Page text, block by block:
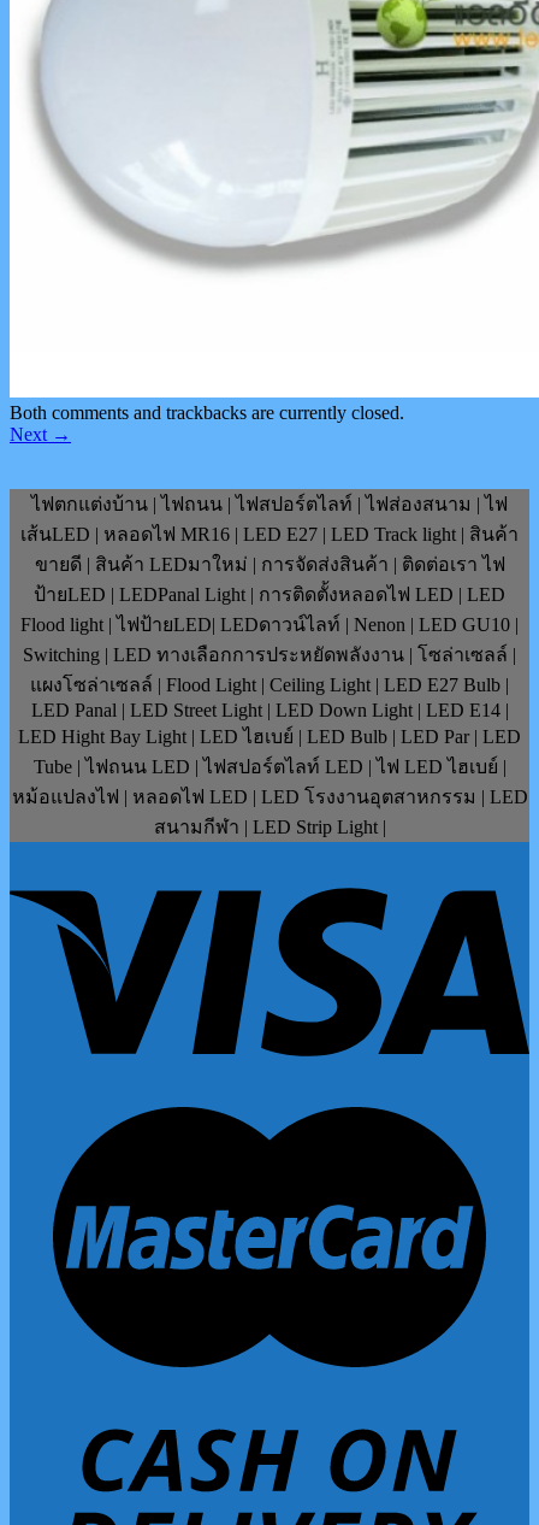
Both comments and trackbacks are currently closed.
Next →
ไฟตกแต่งบ้าน | ไฟถนน | ไฟสปอร์ตไลท์ | ไฟส่องสนาม | ไฟ
เส้นLED | หลอดไฟ MR16 | LED E27 | LED Track light | สินค้า
ขายดี | สินค้า LEDมาใหม่ | การจัดส่งสินค้า | ติดต่อเรา ไฟ
ป้ายLED | LEDPanal Light | การติดตั้งหลอดไฟ LED | LED
Flood light | ไฟป้ายLED| LEDดาวน์ไลท์ | Nenon | LED GU10 |
Switching | LED ทางเลือกการประหยัดพลังงาน | โซล่าเซลล์ |
แผงโซล่าเซลล์ | Flood Light | Ceiling Light | LED E27 Bulb |
LED Panal | LED Street Light | LED Down Light | LED E14 |
LED Hight Bay Light | LED ไฮเบย์ | LED Bulb | LED Par | LED
Tube | ไฟถนน LED | ไฟสปอร์ตไลท์ LED | ไฟ LED ไฮเบย์ |
หม้อแปลงไฟ | หลอดไฟ LED | LED โรงงานอุตสาหกรรม | LED
สนามกีฬา | LED Strip Light |